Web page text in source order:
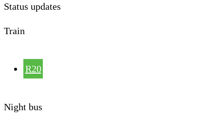
Status updates
Train
R20
Night bus